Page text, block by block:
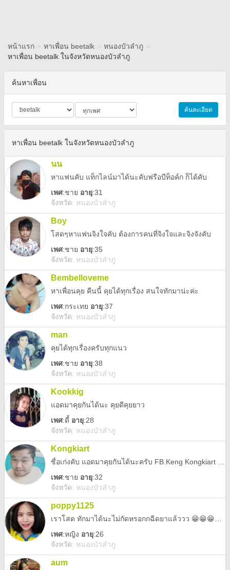
หน้าแรก > หาเพื่อน beetalk > หนองบัวลำภู >
หาเพื่อน beetalk ในจังหวัดหนองบัวลำภู
ค้นหาเพื่อน
ค้นละเอียด
หาเพื่อน beetalk ในจังหวัดหนองบัวลำภู
นน
หาแฟนคับ แท็กไลน์มาได้นะคับฟรือบีท็อค์ก ก็ได้คับ
เพศ:ชาย อายุ:31
จังหวัด: หนองบัวลำภู
Boy
โสดๆหาแฟนจิงใจคับ ต้องการคนที่จิงใจและจิงจังคับ
เพศ:ชาย อายุ:35
จังหวัด: หนองบัวลำภู
Bembelloveme
หาเพื่อนคุย คืนนี้ คุยได้ทุกเรื่อง สนใจทักมาน่ะค่ะ
เพศ:กระเทย อายุ:37
จังหวัด: หนองบัวลำภู
man
คุยได้ทุกเรื่องครับทุกแนว
เพศ:ชาย อายุ:38
จังหวัด: หนองบัวลำภู
Kookkig
แอดมาคุยกันได้นะ คุยดีคุยยาว
เพศ:ดี้ อายุ:28
จังหวัด: หนองบัวลำภู
Kongkiart
เพศ:ชาย อายุ:32
จังหวัด: หนองบัวลำภู
poppy1125
เพศ:หญิง อายุ:26
จังหวัด: หนองบัวลำภู
aum